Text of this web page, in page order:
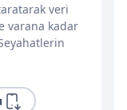
veri
varana kadar